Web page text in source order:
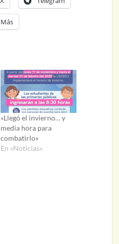
Más
«Llegó el invierno… y
media hora para
combatirlo»
En «Noticias»